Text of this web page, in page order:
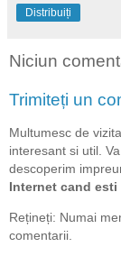
Distribuiți
Niciun
Trimiteți un
Multumesc de
interesant si util.
descoperim
Internet cand
Rețineți: Numai
comentarii.